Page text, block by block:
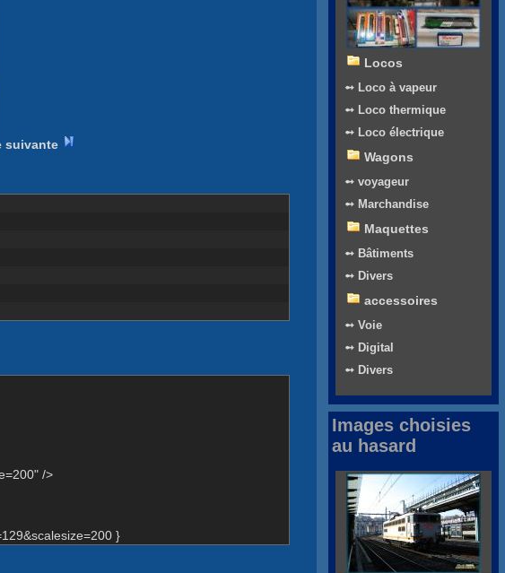
/>
}
Locos
➻ Loco à vapeur
➻ Loco thermique
➻ Loco électrique
Wagons
➻ voyageur
➻ Marchandise
Maquettes
➻ Bâtiments
➻ Divers
accessoires
➻ Voie
➻ Digital
➻ Divers
Images choisies
au hasard